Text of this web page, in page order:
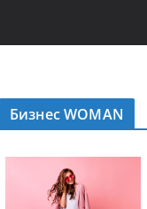
Бизнес WOMAN